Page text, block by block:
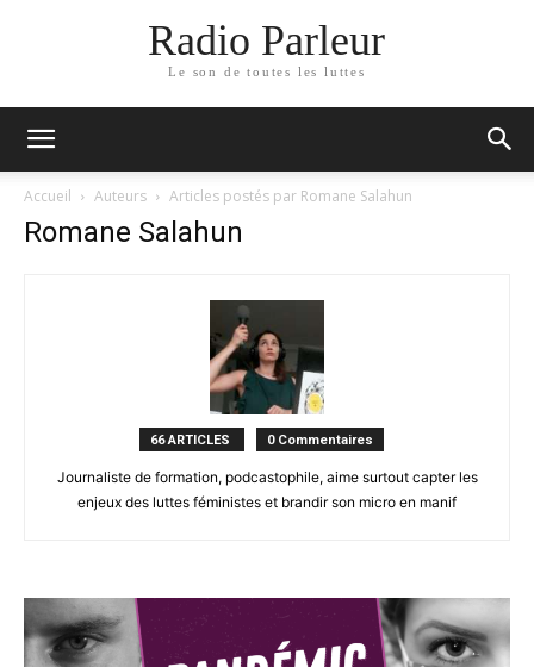
Radio Parleur
Le son de toutes les luttes
Accueil Auteurs Articles postés par Romane Salahun
Romane Salahun
66 ARTICLES 0 Commentaires
Journaliste de formation, podcastophile, aime surtout capter les
enjeux des luttes féministes et brandir son micro en manif